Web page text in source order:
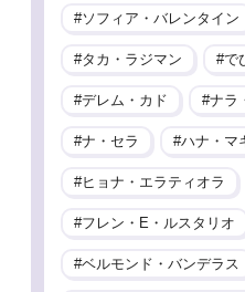
ソフィア・バレンタイン
タカ・ラジマン で
デレム・カド ナラ
ナ・セラ ハナ・マ
ヒョナ・エラティオラ
フレン・E・ルスタリオ
ベルモンド・バンデラス